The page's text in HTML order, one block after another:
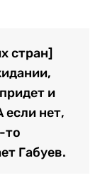
стран]
и
нет,
то
Габуев.